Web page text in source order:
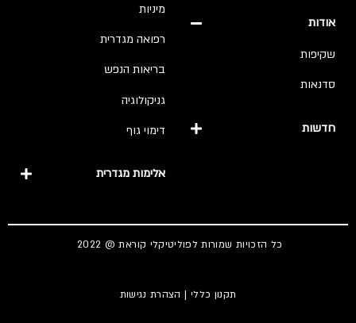
אודות
שקיפות
סדנאות
חדשות
מיניות
רפואה מגדרית
בריאות הנפש
גניקולוגיה
דימוי גוף
אלימות מגדרית
כל הזכויות שמורות לפוליטיקלי קוראת @ 2022
תקנון כללי | הצהרת נגישות